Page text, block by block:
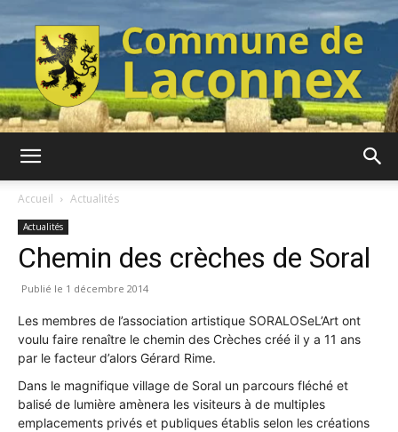
Laconnex
Accueil Actualités
Actualités
Chemin des crèches de Soral
1 décembre 2014
Les membres de l’association artistique SORALOSeL’Art ont
voulu faire renaître le chemin des Crèches créé il y a 11 ans
par le facteur d’alors Gérard Rime.
Dans le magnifique village de Soral un parcours fléché et
balisé de lumière amènera les visiteurs à de multiples
emplacements privés et publiques établis selon les créations